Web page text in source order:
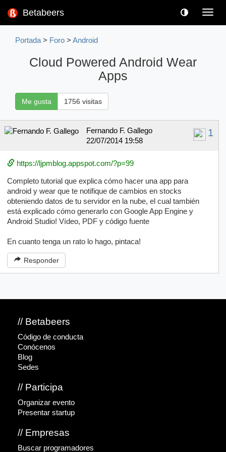
Betabeers
Portada > Foro > Android
Cloud Powered Android Wear
Apps
Me gusta 1756 visitas
1
Fernando F. Gallego
22/07/2014 19:58
https://ljpmblog.appspot.com/?p=99
Completo tutorial que explica cómo hacer una app para
android y wear que te notifique de cambios en stocks
obteniendo datos de tu servidor en la nube, el cual también
está explicado cómo generarlo con Google App Engine y
Android Studio! Vídeo, PDF y código fuente
En cuanto tenga un rato lo hago, pintaca!
Responder
// Betabeers
Código de conducta
Conócenos
Blog
Sedes
// Participa
Organizar evento
Presentar startup
// Empresas
Buscar programadores